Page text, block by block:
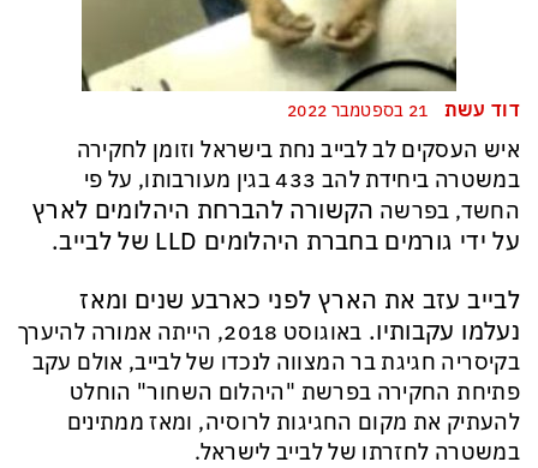
דוד עשת
איש העסקים לב לבייב נחת בישראל וזומן לחקירה
במשטרה ביחידת להב 433 בגין מעורבותו, על פי
החשד, בפרשה הקשורה להברחת היהלומים לארץ
על ידי גורמים בחברת היהלומים LLD של לבייב.
לבייב עזב את הארץ לפני כארבע שנים ומאז
נעלמו עקבותיו.
באוגוסט 2018, הייתה אמורה להיערך
בקיסריה חגיגת בר המצווה לנכדו של לבייב, אולם עקב
פתיחת החקירה בפרשת "היהלום השחור" הוחלט
להעתיק את מקום החגיגות לרוסיה, ומאז ממתינים
במשטרה לחזרתו של לבייב לישראל.